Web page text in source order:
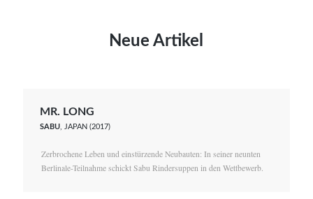
Neue Artikel
MR. LONG
SABU, JAPAN (2017)
Zerbrochene Leben und einstürzende Neubauten: In seiner neunten
Berlinale-Teilnahme schickt Sabu Rindersuppen in den Wettbewerb.